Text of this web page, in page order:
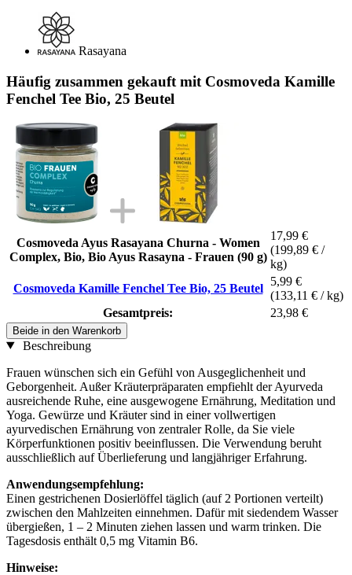
Rasayana
Häufig zusammen gekauft mit Cosmoveda Kamille
Fenchel Tee Bio, 25 Beutel
Cosmoveda Ayus Rasayana Churna - Women
Complex, Bio, Bio Ayus Rasayna - Frauen (90 g)
17,99 €
(199,89 € /
kg)
Cosmoveda Kamille Fenchel Tee Bio, 25 Beutel
5,99 €
(133,11 € / kg)
Gesamtpreis:
23,98 €
Beide in den Warenkorb
Beschreibung
Frauen wünschen sich ein Gefühl von Ausgeglichenheit und
Geborgenheit. Außer Kräuterpräparaten empfiehlt der Ayurveda
ausreichende Ruhe, eine ausgewogene Ernährung, Meditation und
Yoga. Gewürze und Kräuter sind in einer vollwertigen
ayurvedischen Ernährung von zentraler Rolle, da Sie viele
Körperfunktionen positiv beeinflussen. Die Verwendung beruht
ausschließlich auf Überlieferung und langjähriger Erfahrung.
Anwendungsempfehlung:
Einen gestrichenen Dosierlöffel täglich (auf 2 Portionen verteilt)
zwischen den Mahlzeiten einnehmen. Dafür mit siedendem Wasser
übergießen, 1 – 2 Minuten ziehen lassen und warm trinken. Die
Tagesdosis enthält 0,5 mg Vitamin B6.
Hinweise: